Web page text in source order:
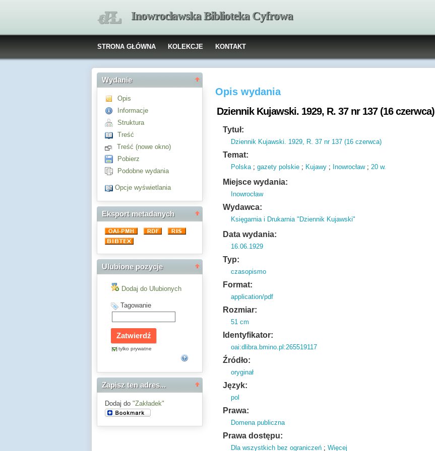
Inowrocławska Biblioteka Cyfrowa
STRONA GŁÓWNA KOLEKCJE KONTAKT
Wydanie
Opis
Informacje
Struktura
Treść
Treść (nowe okno)
Pobierz
Podobne wydania
Opcje wyświetlania
Eksport metadanych
Ulubione pozycje
Dodaj do Ulubionych
Tagowanie
tylko prywatne
Zapisz ten adres...
Dodaj do "Zakładek"
Opis wydania
Dziennik Kujawski. 1929, R. 37 nr 137 (16 czerwca)
Tytuł:
Dziennik Kujawski. 1929, R. 37 nr 137 (16 czerwca)
Temat:
Polska;gazety polskie ; Kujawy ; Inowrocław;20 w.
Miejsce wydania:
Inowrocław
Wydawca:
Księgarnia i Drukarnia "Dziennik Kujawski"
Data wydania:
16.06.1929
Typ:
czasopismo
Format:
application/pdf
Rozmiar:
51 cm
Identyfikator:
oai:dlibra.bmino.pl:265519117
Źródło:
oryginał
Język:
pol
Prawa:
Domena publiczna
Prawa dostępu:
Dla wszystkich bez ograniczeń ;Więcej